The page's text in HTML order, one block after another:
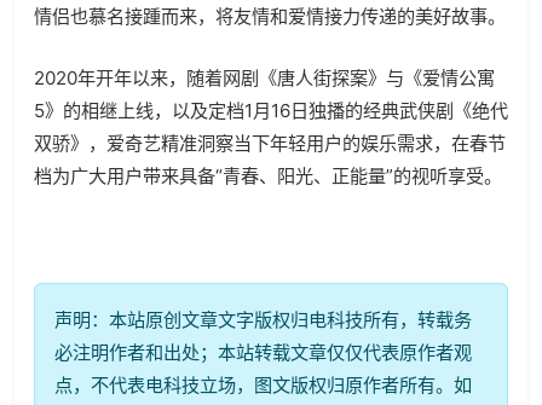
情侣也慕名接踵而来，将友情和爱情接力传递的美好故事。
2020年开年以来，随着网剧《唐人街探案》与《爱情公寓
5》的相继上线，以及定档1月16日独播的经典武侠剧《绝代
双骄》，爱奇艺精准洞察当下年轻用户的娱乐需求，在春节
档为广大用户带来具备“青春、阳光、正能量”的视听享受。
声明：本站原创文章文字版权归电科技所有，转载务
必注明作者和出处；本站转载文章仅仅代表原作者观
点，不代表电科技立场，图文版权归原作者所有。如